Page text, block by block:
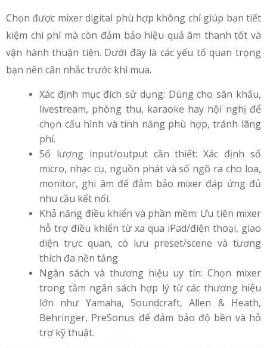
Chọn được mixer digital phù hợp không chỉ giúp bạn tiết
kiệm chi phí mà còn đảm bảo hiệu quả âm thanh tốt và
vận hành thuận tiện. Dưới đây là các yếu tố quan trọng
bạn nên cân nhắc trước khi mua.
Xác định mục đích sử dụng: Dùng cho sân khấu,
livestream, phòng thu, karaoke hay hội nghị để
chọn cấu hình và tính năng phù hợp, tránh lãng
phí.
Số lượng input/output cần thiết: Xác định số
micro, nhạc cụ, nguồn phát và số ngõ ra cho loa,
monitor, ghi âm để đảm bảo mixer đáp ứng đủ
nhu cầu kết nối.
Khả năng điều khiển và phần mềm: Ưu tiên mixer
hỗ trợ điều khiển từ xa qua iPad/điện thoại, giao
diện trực quan, có lưu preset/scene và tương
thích đa nền tảng.
Ngân sách và thương hiệu uy tín: Chọn mixer
trong tầm ngân sách hợp lý từ các thương hiệu
lớn như Yamaha, Soundcraft, Allen & Heath,
Behringer, PreSonus để đảm bảo độ bền và hỗ
trợ kỹ thuật.